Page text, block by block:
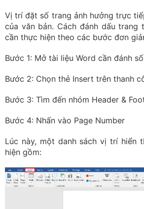
Vị trí đặt số trang ảnh hưởng trực
của văn bản. Cách đánh dấu trang
cần thực hiện theo các bước đơn
Bước 1: Mở tài liệu Word cần đánh
Bước 2: Chọn thẻ Insert trên thanh
Bước 3: Tìm đến nhóm Header &
Bước 4: Nhấn vào Page Number
Lúc này, một danh sách vị trí hiển
hiện gồm: